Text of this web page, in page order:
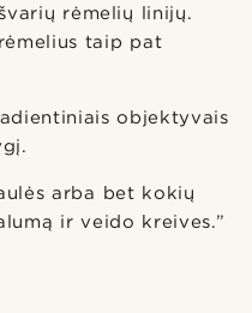
rėmelių linijų.
taip pat
objektyvais
arba bet kokių
ir veido kreives.”